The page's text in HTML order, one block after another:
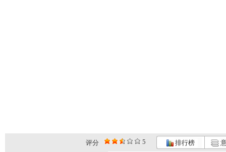
评分 5 排行榜